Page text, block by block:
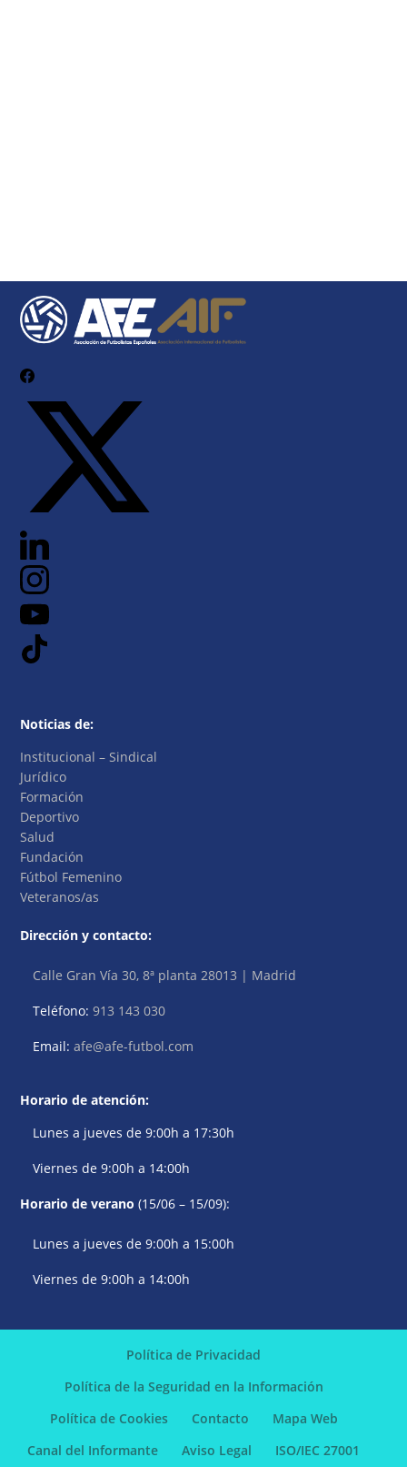
Noticias de:
Institucional – Sindical
Jurídico
Formación
Deportivo
Salud
Fundación
Fútbol Femenino
Veteranos/as
Dirección y contacto:
Calle Gran Vía 30, 8ª planta 28013 | Madrid
Teléfono:913 143 030
Email:afe@afe-futbol.com
Horario de atención:
Lunes a jueves de 9:00h a 17:30h
Viernes de 9:00h a 14:00h
Horario de verano (15/06 – 15/09):
Lunes a jueves de 9:00h a 15:00h
Viernes de 9:00h a 14:00h
Política de Privacidad
Política de la Seguridad en la Información
Política de Cookies
Contacto
Mapa Web
Canal del Informante
Aviso Legal ISO/IEC 27001